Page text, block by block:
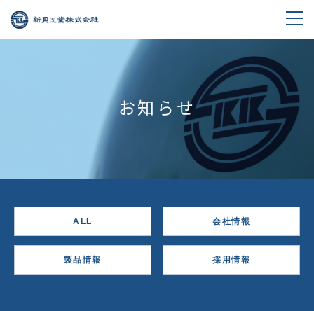
お知らせ
ALL 会社情報
製品情報 採用情報